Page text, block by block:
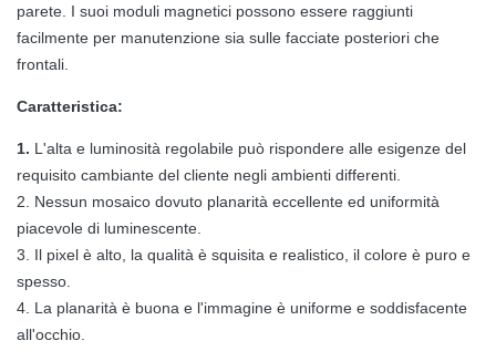
parete. I suoi moduli magnetici possono essere raggiunti
facilmente per manutenzione sia sulle facciate posteriori che
frontali.
Caratteristica:
1. L'alta e luminosità regolabile può rispondere alle esigenze del
requisito cambiante del cliente negli ambienti differenti.
2. Nessun mosaico dovuto planarità eccellente ed uniformità
piacevole di luminescente.
3. Il pixel è alto, la qualità è squisita e realistico, il colore è puro e
spesso.
4. La planarità è buona e l'immagine è uniforme e soddisfacente
all'occhio.